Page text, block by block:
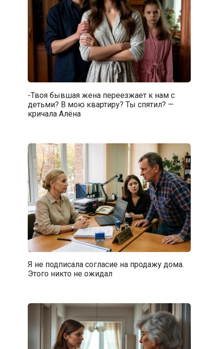
-Твоя бывшая жена переезжает к нам с
детьми? В мою квартиру? Ты спятил? —
кричала Алёна
Я не подписала согласие на продажу дома.
Этого никто не ожидал